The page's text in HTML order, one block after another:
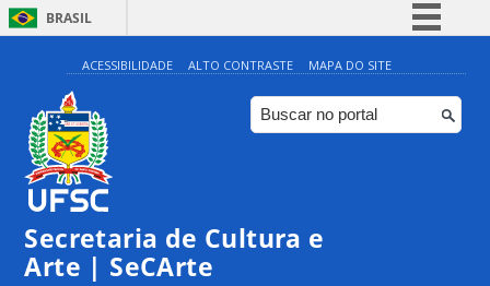
BRASIL
Simplifique!
Comunica BR
Participe
ACESSIBILIDADE ALTO CONTRASTE MAPA DO SITE
Secretaria de Cultura e
Arte | SeCArte